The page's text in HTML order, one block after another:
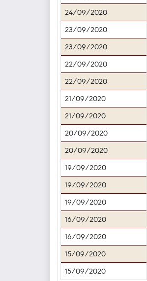
24/09/2020
23/09/2020
23/09/2020
22/09/2020
22/09/2020
21/09/2020
21/09/2020
20/09/2020
20/09/2020
19/09/2020
19/09/2020
19/09/2020
16/09/2020
16/09/2020
15/09/2020
15/09/2020